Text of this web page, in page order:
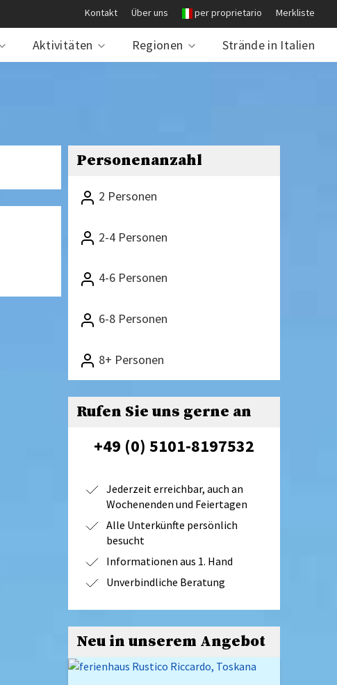
Kontakt Über uns per proprietario Merkliste
Aktivitäten Regionen Strände in Italien
Personenanzahl
2 Personen
2-4 Personen
4-6 Personen
6-8 Personen
8+ Personen
Rufen Sie uns gerne an
+49 (0) 5101-8197532
Jederzeit erreichbar, auch an
Wochenenden und Feiertagen
Alle Unterkünfte persönlich
besucht
Informationen aus 1. Hand
Unverbindliche Beratung
Neu in unserem Angebot